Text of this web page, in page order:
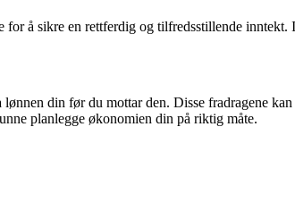
for å sikre en rettferdig og tilfredsstillende
din før du mottar den. Disse fradragene
planlegge økonomien din på riktig måte.